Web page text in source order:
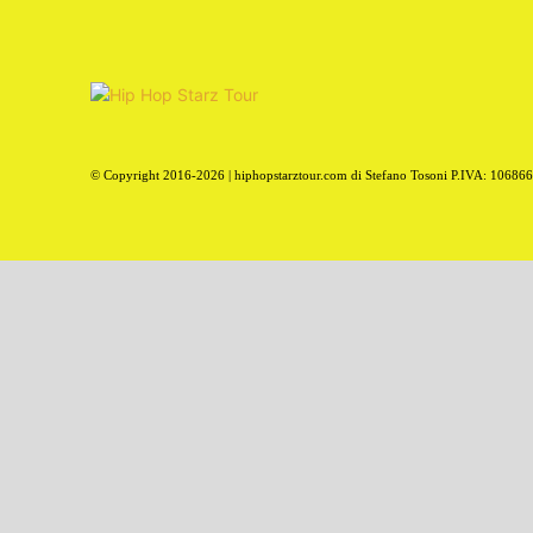
© Copyright 2016-2026 | hiphopstarztour.com di Stefano Tosoni P.IVA: